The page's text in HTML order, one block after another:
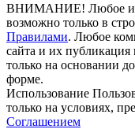
ВНИМАНИЕ! Любое
возможно только в
Правилами. Любое
сайта и их публикация
только на основании
форме.
Использование
только на условиях,
Соглашением